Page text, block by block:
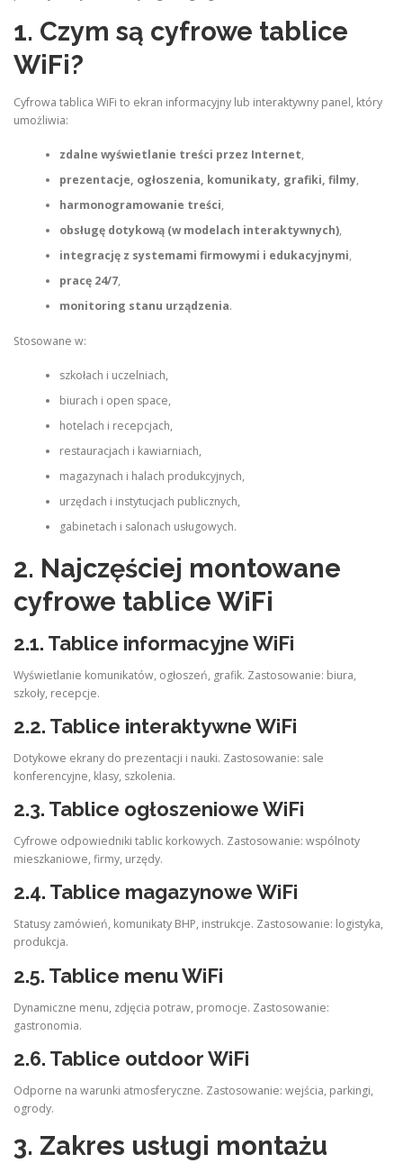
1. Czym są cyfrowe tablice
WiFi?
Cyfrowa tablica WiFi to ekran informacyjny lub interaktywny panel, który
umożliwia:
zdalne wyświetlanie treści przez Internet,
prezentacje, ogłoszenia, komunikaty, grafiki, filmy,
harmonogramowanie treści,
obsługę dotykową (w modelach interaktywnych),
integrację z systemami firmowymi i edukacyjnymi,
pracę 24/7,
monitoring stanu urządzenia.
Stosowane w:
szkołach i uczelniach,
biurach i open space,
hotelach i recepcjach,
restauracjach i kawiarniach,
magazynach i halach produkcyjnych,
urzędach i instytucjach publicznych,
gabinetach i salonach usługowych.
2. Najczęściej montowane
cyfrowe tablice WiFi
2.1. Tablice informacyjne WiFi
Wyświetlanie komunikatów, ogłoszeń, grafik. Zastosowanie: biura,
szkoły, recepcje.
2.2. Tablice interaktywne WiFi
Dotykowe ekrany do prezentacji i nauki. Zastosowanie: sale
konferencyjne, klasy, szkolenia.
2.3. Tablice ogłoszeniowe WiFi
Cyfrowe odpowiedniki tablic korkowych. Zastosowanie: wspólnoty
mieszkaniowe, firmy, urzędy.
2.4. Tablice magazynowe WiFi
Statusy zamówień, komunikaty BHP, instrukcje. Zastosowanie: logistyka,
produkcja.
2.5. Tablice menu WiFi
Dynamiczne menu, zdjęcia potraw, promocje. Zastosowanie:
gastronomia.
2.6. Tablice outdoor WiFi
Odporne na warunki atmosferyczne. Zastosowanie: wejścia, parkingi,
ogrody.
3. Zakres usługi montażu